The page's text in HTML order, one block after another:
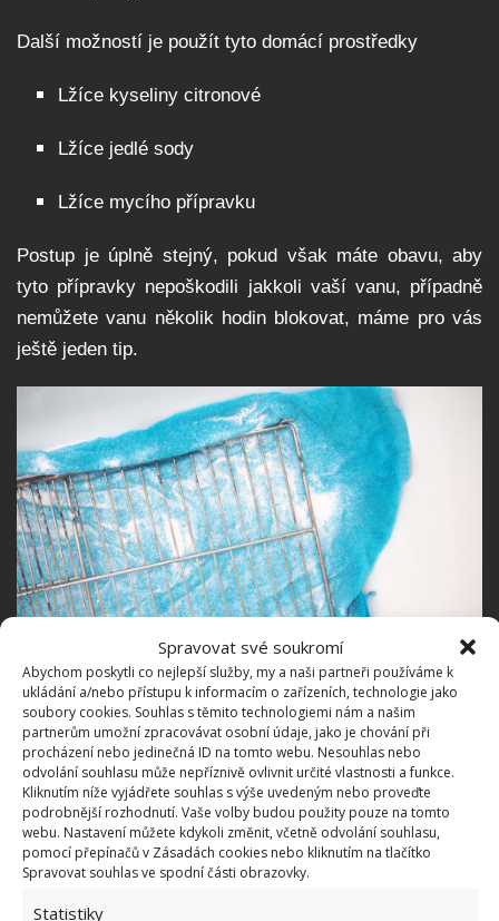
Spravovat své soukromí
Abychom poskytli co nejlepší služby, my a naši partneři používáme k
ukládání a/nebo přístupu k informacím o zařízeních, technologie jako
soubory cookies. Souhlas s těmito technologiemi nám a našim
partnerům umožní zpracovávat osobní údaje, jako je chování při
procházení nebo jedinečná ID na tomto webu. Nesouhlas nebo
odvolání souhlasu může nepříznivě ovlivnit určité vlastnosti a funkce.
Kliknutím níže vyjádřete souhlas s výše uvedeným nebo proveďte
podrobnější rozhodnutí. Vaše volby budou použity pouze na tomto
webu. Nastavení můžete kdykoli změnit, včetně odvolání souhlasu,
pomocí přepínačů v Zásadách cookies nebo kliknutím na tlačítko
Spravovat souhlas ve spodní části obrazovky.
Statistiky
Další možností je použít tyto domácí prostředky
Lžíce kyseliny citronové
Lžíce jedlé sody
Lžíce mycího přípravku
Postup je úplně stejný, pokud však máte obavu, aby
tyto přípravky nepoškodili jakkoli vaší vanu, případně
nemůžete vanu několik hodin blokovat, máme pro vás
ještě jeden tip.
Místo vany igelitový pytel
Místo vany vezměte jeden igelitový pytel – třeba pytel
na odpadky. Musí se jednat o silnější igelit a nesmí v
něm být nikde dírka. Mřížku umístěte do pytle, nasypte
čistící ingredience a nalijte do pytle vodu. Promíchejte,
aby se přípravky spojily a rozpustily a nechte opět